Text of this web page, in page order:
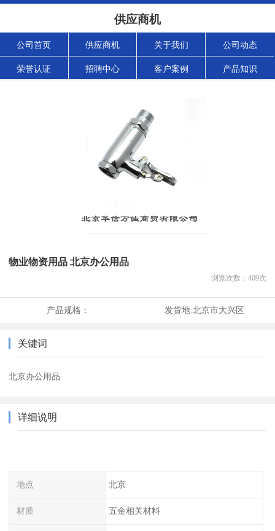
供应商机
公司首页 供应商机 关于我们 公司动态
荣誉认证 招聘中心 客户案例 产品知识
物业物资用品 北京办公用品
浏览次数： 409次
产品规格： 发货地:北京市大兴区
关键词
北京办公用品
详细说明
地点 北京
材质 五金相关材料